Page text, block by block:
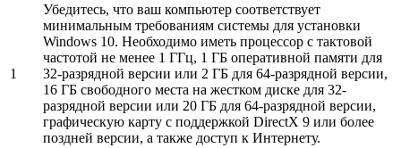
1
Убедитесь, что ваш компьютер соответствует
минимальным требованиям системы для установки
Windows 10. Необходимо иметь процессор с тактовой
частотой не менее 1 ГГц, 1 ГБ оперативной памяти для
32-разрядной версии или 2 ГБ для 64-разрядной версии,
16 ГБ свободного места на жестком диске для 32-
разрядной версии или 20 ГБ для 64-разрядной версии,
графическую карту с поддержкой DirectX 9 или более
поздней версии, а также доступ к Интернету.